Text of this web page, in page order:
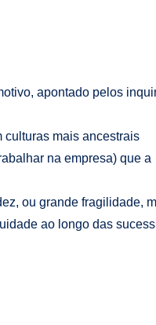
apontado pelos
culturas mais ancestrais
na empresa) que a
ou grande fragilidade,
ao longo das